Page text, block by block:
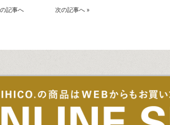
記事へ 次の記事へ»